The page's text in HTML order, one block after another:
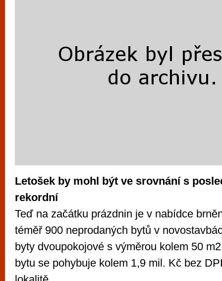
Letošek by mohl být ve srovnání s
rekordní
Teď na začátku prázdnin je v nabídce
téměř 900 neprodaných bytů v
byty dvoupokojové s výměrou kolem 50
bytu se pohybuje kolem 1,9 mil. Kč bez